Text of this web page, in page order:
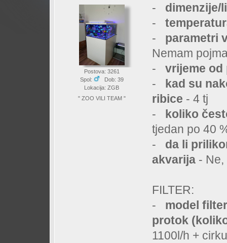
Postova: 3261
Spol:
Dob: 39
Lokacija: ZGB
" ZOO VILI TEAM "
- dimenzije/
-
- parametri
Nemam
- vrijeme od
-
kad su
ribice - 4 tj
-
koliko
tjedan po 40
- da li
akvarija -
FILTER:
- model
protok
1100l/h +